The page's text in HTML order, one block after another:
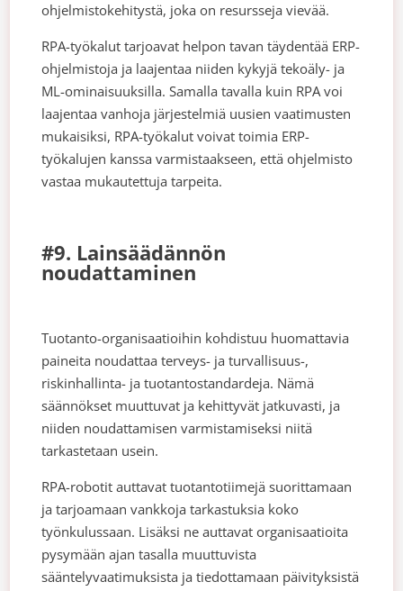
ohjelmistokehitystä, joka on resursseja vievää.
RPA-työkalut tarjoavat helpon tavan täydentää ERP-
ohjelmistoja ja laajentaa niiden kykyjä tekoäly- ja
ML-ominaisuuksilla. Samalla tavalla kuin RPA voi
laajentaa vanhoja järjestelmiä uusien vaatimusten
mukaisiksi, RPA-työkalut voivat toimia ERP-
työkalujen kanssa varmistaakseen, että ohjelmisto
vastaa mukautettuja tarpeita.
#9. Lainsäädännön
noudattaminen
Tuotanto-organisaatioihin kohdistuu huomattavia
paineita noudattaa terveys- ja turvallisuus-,
riskinhallinta- ja tuotantostandardeja. Nämä
säännökset muuttuvat ja kehittyvät jatkuvasti, ja
niiden noudattamisen varmistamiseksi niitä
tarkastetaan usein.
RPA-robotit auttavat tuotantotiimejä suorittamaan
ja tarjoamaan vankkoja tarkastuksia koko
työnkulussaan. Lisäksi ne auttavat organisaatioita
pysymään ajan tasalla muuttuvista
sääntelyvaatimuksista ja tiedottamaan päivityksistä